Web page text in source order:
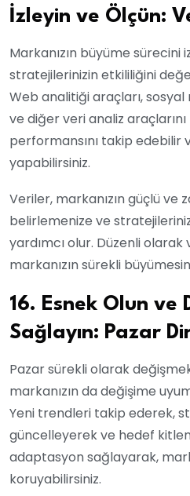
İzleyin ve Ölçün:
Markanızın büyüme sürecini
stratejilerinizin etkililiğini
Web analitiği araçları,
ve diğer veri analiz
performansını takip edebilir
yapabilirsiniz.
Veriler, markanızın güçlü ve
belirlemenize ve
yardımcı olur. Düzenli
markanızın sürekli
16. Esnek Olun ve
Sağlayın: Pazar
Pazar sürekli olarak
markanızın da değişime
Yeni trendleri takip ederek,
güncelleyerek ve hedef
adaptasyon sağlayarak,
koruyabilirsiniz.